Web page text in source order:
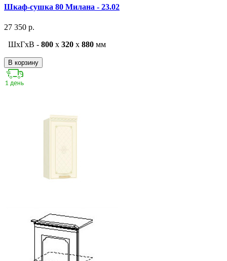
Шкаф-сушка 80 Милана - 23.02
27 350 р.
ШxГxВ - 800 x 320 x 880 мм
В корзину